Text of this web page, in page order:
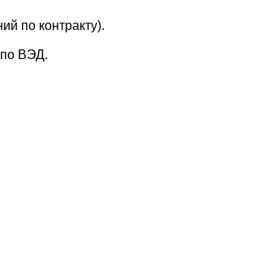
по контракту).
ВЭД.